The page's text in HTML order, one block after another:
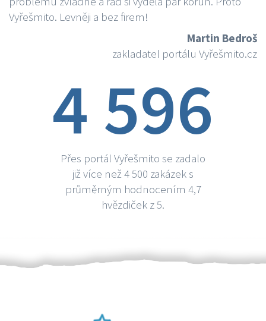
Vyřešmito. Levněji a bez firem!
Martin Bedroš
zakladatel portálu Vyřešmito.cz
4 596
Přes portál Vyřešmito se zadalo
již více než 4 500 zakázek s
průměrným hodnocením 4,7
hvězdiček z 5.